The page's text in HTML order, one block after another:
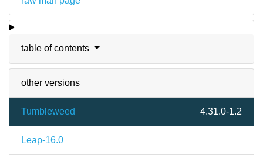
table of contents
other versions
Tumbleweed 4.31.0-1.2
Leap-16.0